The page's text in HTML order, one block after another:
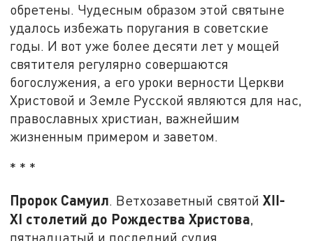
обретены. Чудесным образом этой святыне
удалось избежать поругания в советские
годы. И вот уже более десяти лет у мощей
святителя регулярно совершаются
богослужения, а его уроки верности Церкви
Христовой и Земле Русской являются для нас,
православных христиан, важнейшим
жизненным примером и заветом.
* * *
Пророк Самуил. Ветхозаветный святойXII-
XI столетий до Рождества Христова,
пятнадцатый и последний судия